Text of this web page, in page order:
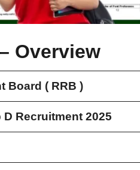
Overview
Board ( RRB )
Recruitment 2025